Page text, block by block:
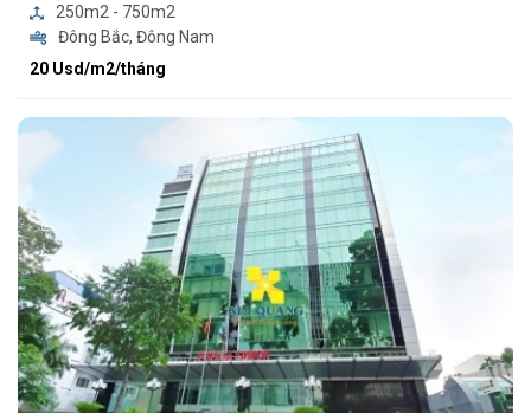
250m2 - 750m2
Đông Bắc, Đông Nam
20 Usd/m2/tháng